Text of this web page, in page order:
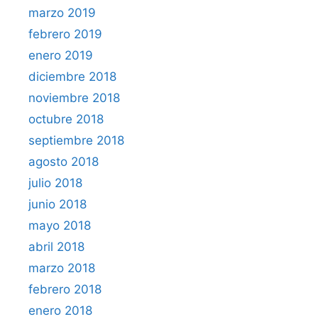
marzo 2019
febrero 2019
enero 2019
diciembre 2018
noviembre 2018
octubre 2018
septiembre 2018
agosto 2018
julio 2018
junio 2018
mayo 2018
abril 2018
marzo 2018
febrero 2018
enero 2018